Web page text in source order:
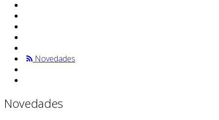
Novedades
Novedades